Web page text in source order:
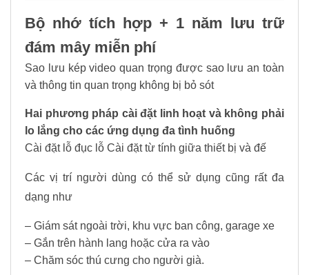
Bộ nhớ tích hợp + 1 năm lưu trữ
đám mây miễn phí
Sao lưu kép video quan trọng được sao lưu an toàn
và thông tin quan trọng không bị bỏ sót
Hai phương pháp cài đặt linh hoạt và không phải
lo lắng cho các ứng dụng đa tình huống
Cài đặt lỗ đục lỗ Cài đặt từ tính giữa thiết bị và đế
Các vị trí người dùng có thể sử dụng cũng rất đa
dạng như
– Giám sát ngoài trời, khu vực ban công, garage xe
– Gắn trên hành lang hoặc cửa ra vào
– Chăm sóc thú cưng cho người già.